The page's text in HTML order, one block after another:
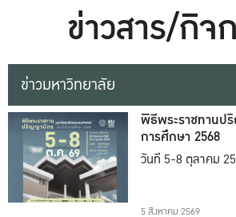
ข่าวสาร/กิจ
ข่าวมหาวิทยาลัย
พิธีพระราชทานป
การศึกษา 2568
วันที่ 5-8 ตุลาคม
5 สิงหาคม 2569